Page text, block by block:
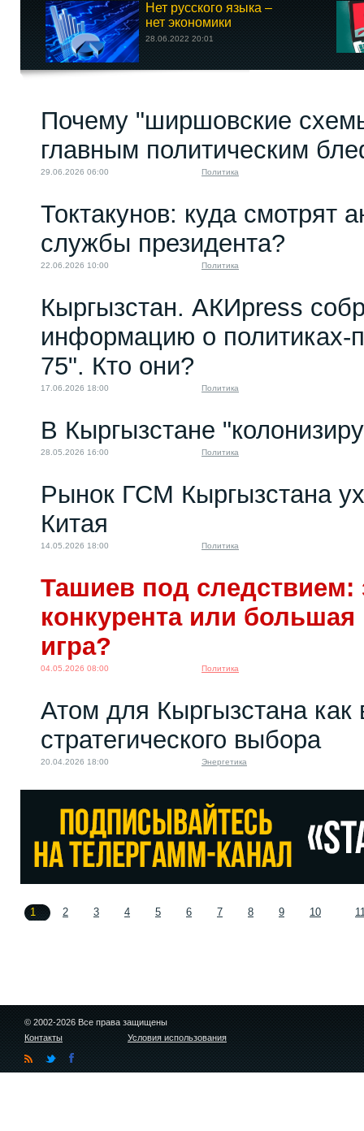
Нет русского языка –
нет экономики
28.06.2022 20:01
Почему "ширшовские
главным политическим
29.06.2026 06:00 Политика
Токтакунов: куда смотрят
службы президента?
22.06.2026 10:00 Политика
Кыргызстан. АКИpress
информацию о политиках-
75". Кто они?
17.06.2026 18:00 Политика
В Кыргызстане
28.05.2026 16:00 Политика
Рынок ГСМ Кыргызстана
Китая
14.05.2026 18:00 Политика
Ташиев под следствием:
конкурента или большая
игра?
04.05.2026 08:00 Политика
Атом для Кыргызстана как
стратегического выбора
20.04.2026 18:00 Энергетика
1 2 3 4 5 6 7 8 9 10
© 2002-2026 Все права защищены
Контакты
Условия использования